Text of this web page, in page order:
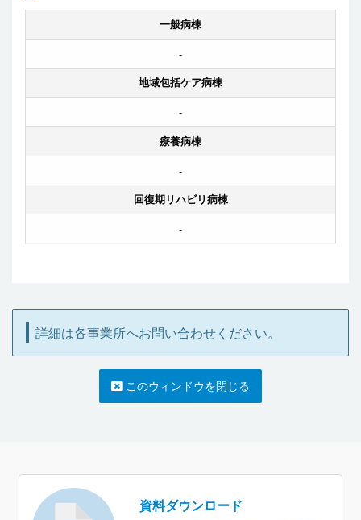
一般病棟
-
地域包括ケア病棟
-
療養病棟
-
回復期リハビリ病棟
-
詳細は各事業所へお問い合わせください。
このウィンドウを閉じる
資料ダウンロード